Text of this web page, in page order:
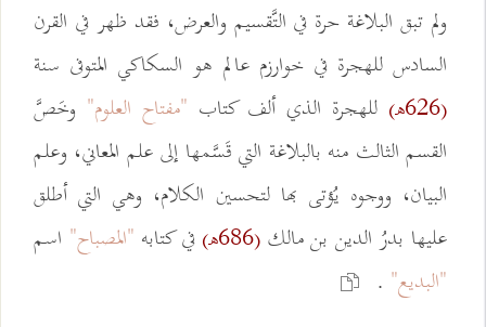
ولم تبق البلاغة حرة في التَّقسيم والعرض، فقد ظهر في القرن
السادس للهجرة في خوارزم عالم هو السكاكي المتوفى سنة
(626هـ) للهجرة الذي ألف كتاب "مفتاح العلوم" وخَصَّ
القسم الثالث منه بالبلاغة التي قَسَّمها إلى علم المعاني، وعلم
البيان، ووجوه يُؤتى بها لتحسين الكلام، وهي التي أطلق
عليها بدرُ الدين بن مالك(686هـ) في كتابه "المصباح" اسم
"البديع" .